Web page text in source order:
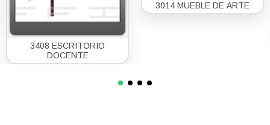
3408 ESCRITORIO
DOCENTE
3014 MUEBLE DE ARTE